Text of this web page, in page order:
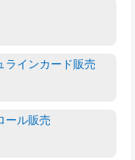
ラインカード販売
ール販売